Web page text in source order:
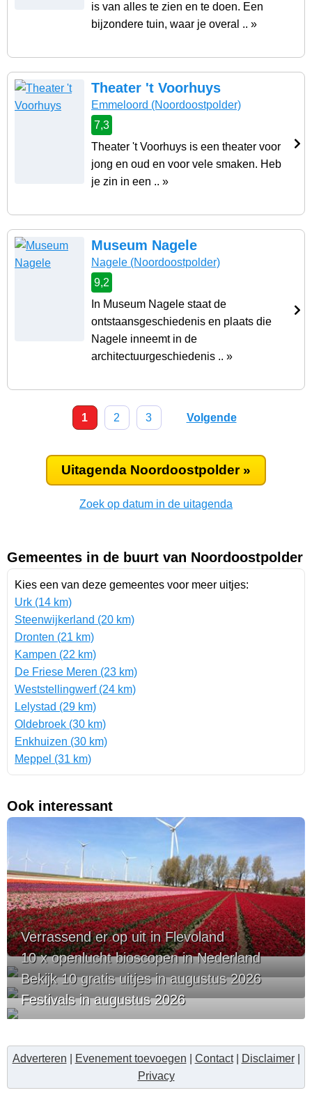
is van alles te zien en te doen. Een
bijzondere tuin, waar je overal .. »
Theater 't Voorhuys
Emmeloord (Noordoostpolder)
7,3
Theater 't Voorhuys is een theater voor
jong en oud en voor vele smaken. Heb
je zin in een .. »
Museum Nagele
Nagele (Noordoostpolder)
9,2
In Museum Nagele staat de
ontstaansgeschiedenis en plaats die
Nagele inneemt in de
architectuurgeschiedenis .. »
1 2 3 Volgende
Uitagenda Noordoostpolder »
Zoek op datum in de uitagenda
Gemeentes in de buurt van Noordoostpolder
Kies een van deze gemeentes voor meer uitjes:
Urk (14 km)
Steenwijkerland (20 km)
Dronten (21 km)
Kampen (22 km)
De Friese Meren (23 km)
Weststellingwerf (24 km)
Lelystad (29 km)
Oldebroek (30 km)
Enkhuizen (30 km)
Meppel (31 km)
Ook interessant
Verrassend er op uit in Flevoland
10 x openlucht bioscopen in Nederland
Bekijk 10 gratis uitjes in augustus 2026
Festivals in augustus 2026
Adverteren Evenement toevoegen Contact| Disclaimer|
Privacy